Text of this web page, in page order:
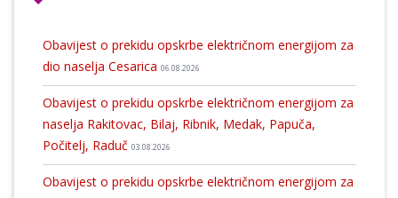
Obavijest o prekidu opskrbe električnom energijom za
dio naselja Cesarica 06.08.2026
Obavijest o prekidu opskrbe električnom energijom za
naselja Rakitovac, Bilaj, Ribnik, Medak, Papuča,
Počitelj, Raduč 03.08.2026
Obavijest o prekidu opskrbe električnom energijom za